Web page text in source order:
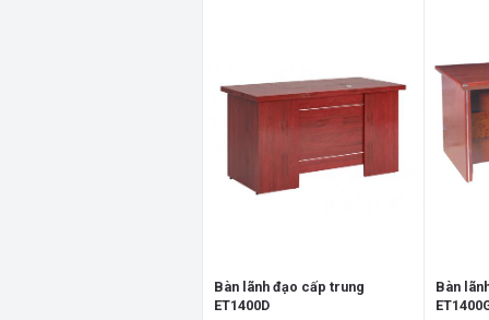
Bàn lãnh đạo cấp trung
ET1400D
Bàn